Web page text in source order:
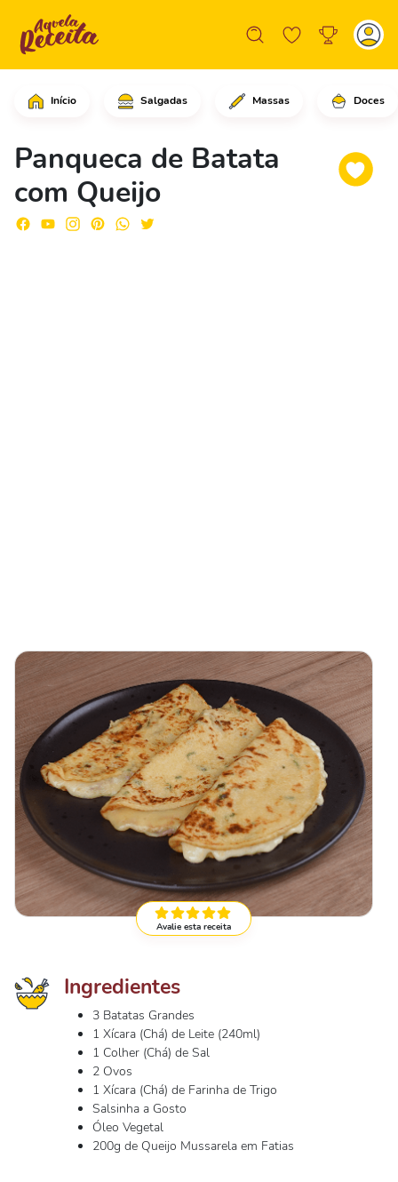
Início Salgadas Massas Doces
Panqueca de Batata
com Queijo
Comece descascando as batatas e
Avalie esta receita
Ingredientes
3 Batatas Grandes
1 Xícara (Chá) de Leite (240ml)
1 Colher (Chá) de Sal
2 Ovos
1 Xícara (Chá) de Farinha de Trigo
Salsinha a Gosto
Óleo Vegetal
200g de Queijo Mussarela em Fatias